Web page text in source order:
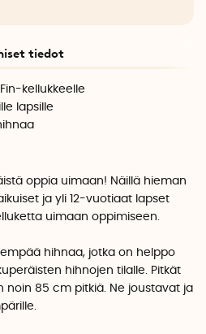
tiedot
kellukkeelle
lapsille
oppia uimaan! Näillä hieman
ja yli 12-vuotiaat lapset
uimaan oppimiseen.
hihnaa, jotka on helppo
hihnojen tilalle. Pitkät
noin 85 cm pitkiä. Ne joustavat ja